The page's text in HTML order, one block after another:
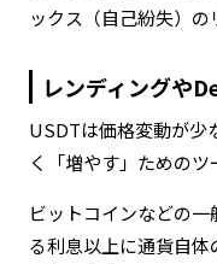
ックス（自己紛失）の
レンディングや
USDTは価格変動が少
く「増やす」ためのツ
ビットコインなどの
る利息以上に通貨自